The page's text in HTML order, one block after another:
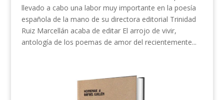
llevado a cabo una labor muy importante en la poesía
española de la mano de su directora editorial Trinidad
Ruiz Marcellán acaba de editar El arrojo de vivir,
antología de los poemas de amor del recientemente...